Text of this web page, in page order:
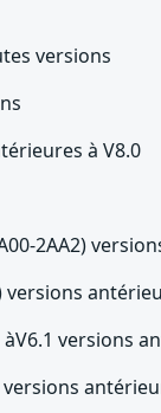
versions
à V8.0
2AA2)
versions
versions
versions